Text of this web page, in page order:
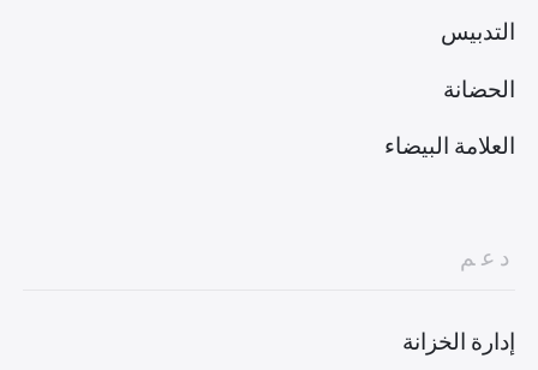
التدبيس
الحضانة
العلامة البيضاء
دعم
إدارة الخزانة